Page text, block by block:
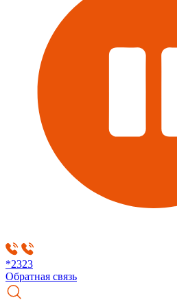
*2323
Обратная связь